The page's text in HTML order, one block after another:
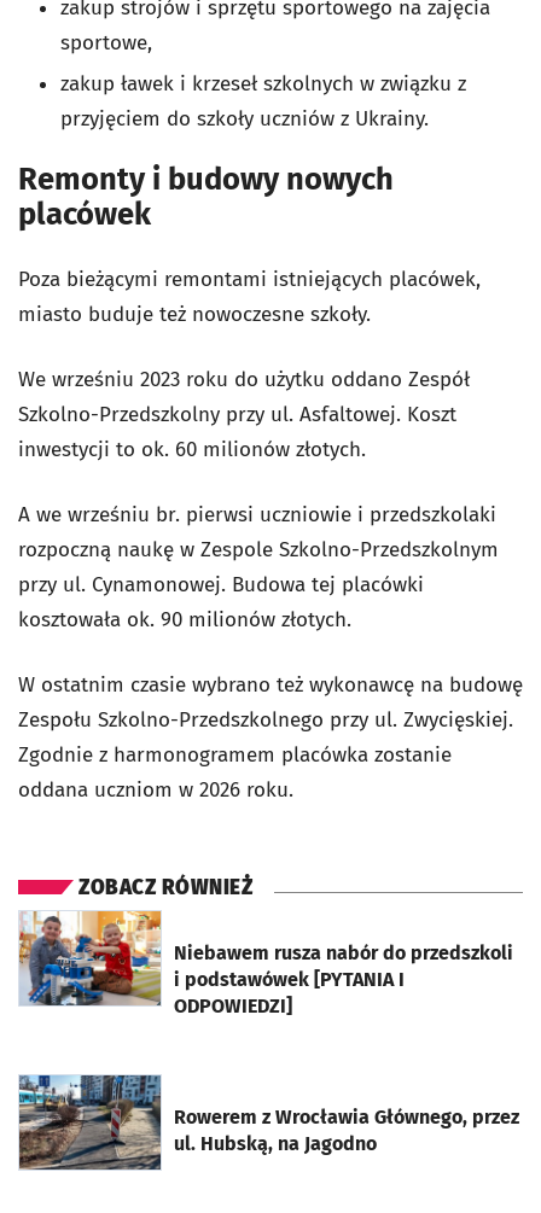
zakup strojów i sprzętu sportowego na zajęcia
sportowe,
zakup ławek i krzeseł szkolnych w związku z
przyjęciem do szkoły uczniów z Ukrainy.
Remonty i budowy nowych
placówek
Poza bieżącymi remontami istniejących placówek,
miasto buduje też nowoczesne szkoły.
We wrześniu 2023 roku do użytku oddano Zespół
Szkolno-Przedszkolny przy ul. Asfaltowej. Koszt
inwestycji to ok. 60 milionów złotych.
A we wrześniu br. pierwsi uczniowie i przedszkolaki
rozpoczną naukę w Zespole Szkolno-Przedszkolnym
przy ul. Cynamonowej. Budowa tej placówki
kosztowała ok. 90 milionów złotych.
W ostatnim czasie wybrano też wykonawcę na budowę
Zespołu Szkolno-Przedszkolnego przy ul. Zwycięskiej.
Zgodnie z harmonogramem placówka zostanie
oddana uczniom w 2026 roku.
ZOBACZ RÓWNIEŻ
Niebawem rusza nabór do przedszkoli
i podstawówek [PYTANIA I
ODPOWIEDZI]
otworzy się w nowej karcie
Rowerem z Wrocławia Głównego, przez
ul. Hubską, na Jagodno
otworzy się w nowej karcie